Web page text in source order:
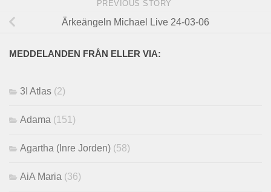
PREVIOUS STORY
Ärkeängeln Michael Live 24-03-06
MEDDELANDEN FRÅN ELLER VIA:
3I Atlas (2)
Adama (151)
Agartha (Inre Jorden) (58)
AiA Maria (36)